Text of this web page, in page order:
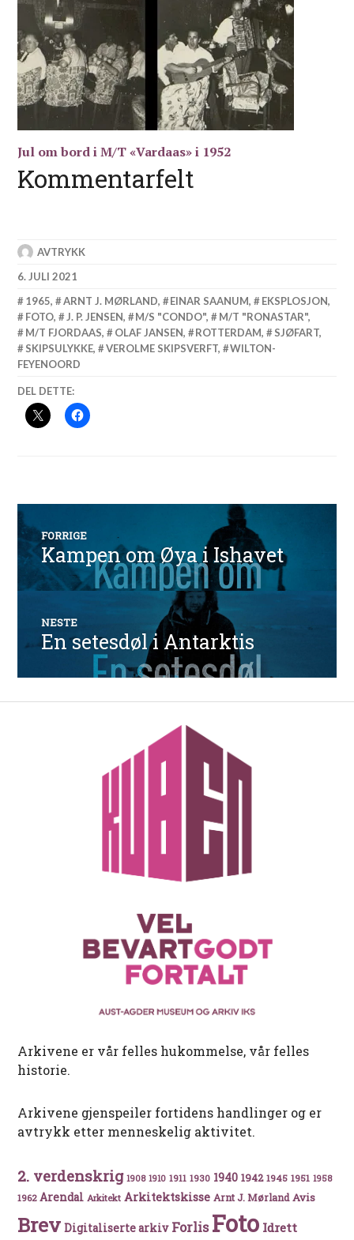
Jul om bord i M/T «Vardaas» i 1952
Kommentarfelt
AVTRYKK
6. JULI 2021
1965, ARNT J. MØRLAND, EINAR SAANUM, EKSPLOSJON,
FOTO, J. P. JENSEN, M/S "CONDO", M/T "RONASTAR",
M/T FJORDAAS, OLAF JANSEN, ROTTERDAM, SJØFART,
SKIPSULYKKE, VEROLME SKIPSVERFT,
WILTON-
FEYENOORD
DEL DETTE:
Innleggsnavigasjon
FORRIGE
Forrige
innlegg:
Kampen om Øya i Ishavet
NESTE
Neste
En setesdøl i Antarktis
Arkivene er vår felles hukommelse, vår felles
historie.
Arkivene gjenspeiler fortidens handlinger og er
avtrykk etter menneskelig aktivitet.
2. verdenskrig 1908 1910 1911 1930 1940 1942 1945 1951 1958
1962 Arendal Arkitekt Arkitektskisse Arnt J. Mørland Avis
Brev Digitaliserte arkiv Forlis Foto Idrett